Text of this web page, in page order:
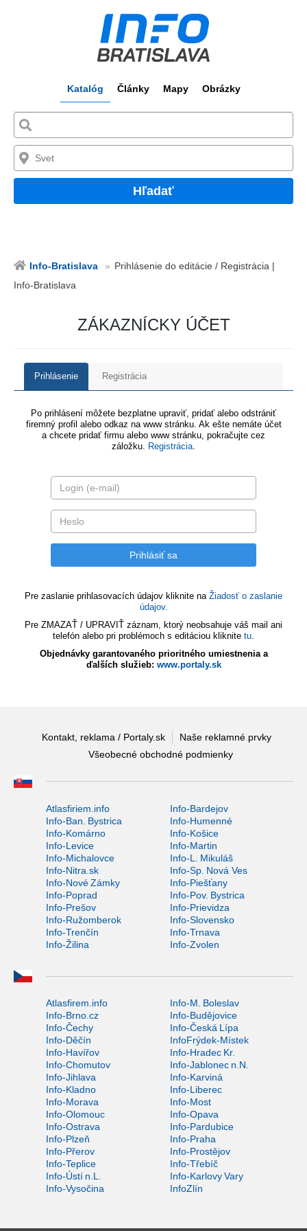
Katalóg Články Mapy Obrázky
Hľadať
Info-Bratislava
Prihlásenie do editácie / Registrácia |
Info-Bratislava
ZÁKAZNÍCKY ÚČET
Prihlásenie Registrácia
Po prihlásení môžete bezplatne upraviť, pridať alebo odstrániť
firemný profil alebo odkaz na www stránku. Ak ešte nemáte účet
a chcete pridať firmu alebo www stránku, pokračujte cez
záložku. Registrácia.
Pre zaslanie prihlasovacích údajov kliknite na Žiadosť o zaslanie
údajov.
Pre ZMAZAŤ / UPRAVIŤ záznam, ktorý neobsahuje váš mail ani
telefón alebo pri problémoch s editáciou kliknite tu.
Objednávky garantovaného prioritného umiestnenia a
ďalších služieb: www.portaly.sk
Kontakt, reklama / Portaly.sk
Naše reklamné prvky
Všeobecné obchodné podmienky
Atlasfiriem.info
Info-Bardejov
Info-Ban. Bystrica
Info-Humenné
Info-Komárno
Info-Košice
Info-Levice
Info-Martin
Info-Michalovce
Info-L. Mikuláš
Info-Nitra.sk
Info-Sp. Nová Ves
Info-Nové Zámky
Info-Piešťany
Info-Poprad
Info-Pov. Bystrica
Info-Prešov
Info-Prievidza
Info-Ružomberok
Info-Slovensko
Info-Trenčín
Info-Trnava
Info-Žilina
Info-Zvolen
Atlasfirem.info
Info-M. Boleslav
Info-Brno.cz
Info-Budějovice
Info-Čechy
Info-Česká Lípa
Info-Děčín
InfoFrýdek-Místek
Info-Havířov
Info-Hradec Kr.
Info-Chomutov
Info-Jablonec n.N.
Info-Jihlava
Info-Karviná
Info-Kladno
Info-Liberec
Info-Morava
Info-Most
Info-Olomouc
Info-Opava
Info-Ostrava
Info-Pardubice
Info-Plzeň
Info-Praha
Info-Přerov
Info-Prostějov
Info-Teplice
Info-Třebíč
Info-Ústí n.L.
Info-Karlovy Vary
Info-Vysočina
InfoZlín